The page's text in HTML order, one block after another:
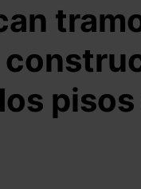
pisos